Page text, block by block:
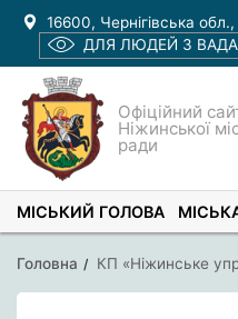
16600, Чернігівська
ДЛЯ ЛЮДЕЙ З
Офіційний
Ніжинської
ради
МІСЬКИЙ ГОЛОВА
Головна КП «Ніжинське